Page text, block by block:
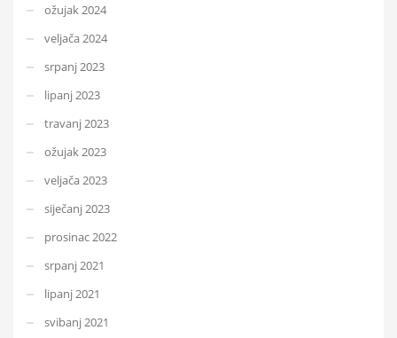
ožujak 2024
veljača 2024
srpanj 2023
lipanj 2023
travanj 2023
ožujak 2023
veljača 2023
siječanj 2023
prosinac 2022
srpanj 2021
lipanj 2021
svibanj 2021